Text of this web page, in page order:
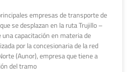
empresas de transporte de
se desplazan en la ruta Trujillo –
capacitación en materia de
por la concesionaria de la red
(Aunor), empresa que tiene a
del tramo